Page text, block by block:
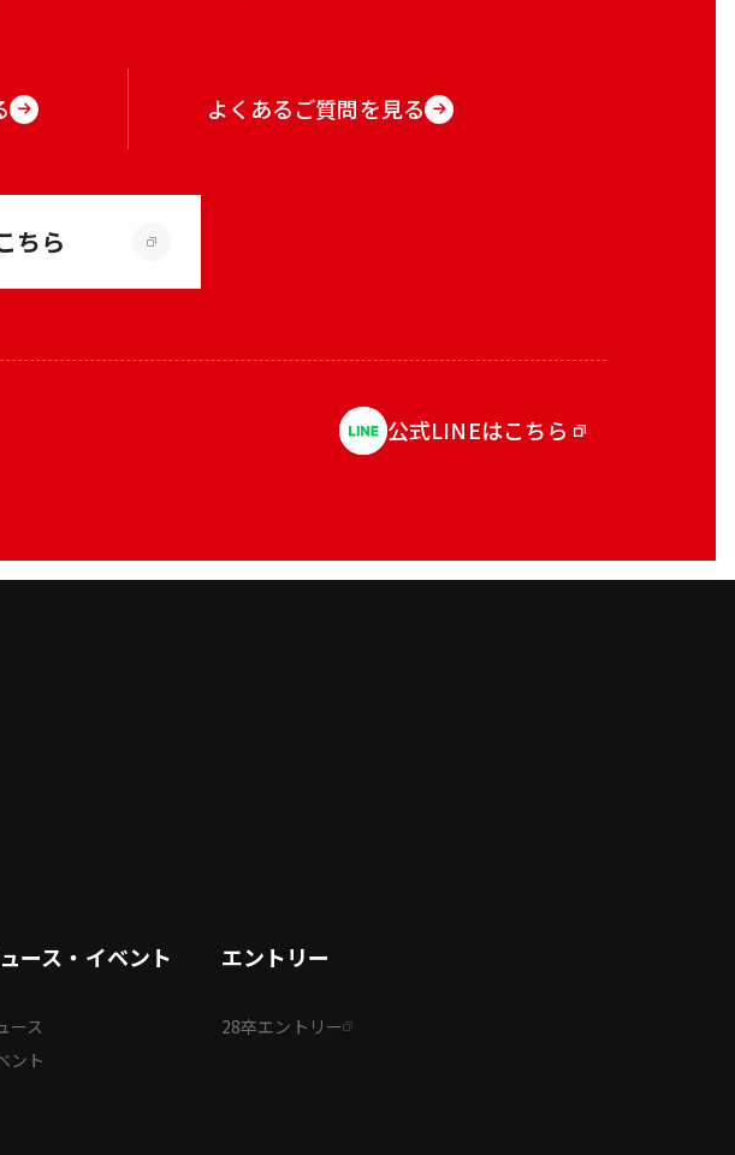
よくあるご質問を見る
ちら
公式LINEはこちら
ース・イベント
ース
ント
エントリー
28卒エントリー